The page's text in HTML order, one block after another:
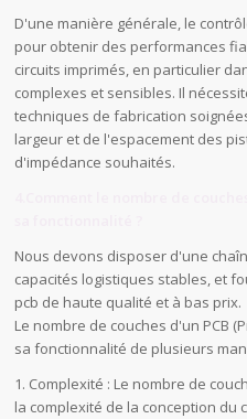
D'une manière générale, le
pour obtenir des performances
circuits imprimés, en particulier
complexes et sensibles. Il
techniques de fabrication
largeur et de l'espacement des
d'impédance souhaités.
Nous devons disposer d'une
capacités logistiques stables, et
pcb de haute qualité et à bas prix.
Le nombre de couches d'un PCB
sa fonctionnalité de plusieurs
1. Complexité : Le nombre de
la complexité de la conception